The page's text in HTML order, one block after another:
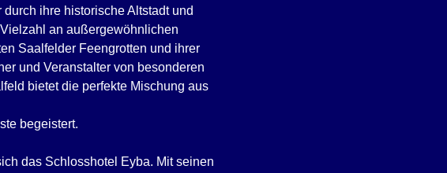
ihre historische Altstadt und
an außergewöhnlichen
Saalfelder Feengrotten und ihrer
und Veranstalter von besonderen
bietet die perfekte Mischung aus
begeistert.
das Schlosshotel Eyba. Mit seinen